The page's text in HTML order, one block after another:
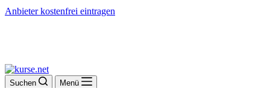
Anbieter kostenfrei eintragen
Suchen Menü